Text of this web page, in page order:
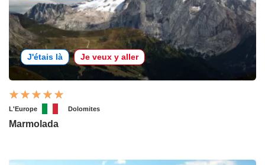
J'étais là Je veux y aller
L'Europe Dolomites
Marmolada